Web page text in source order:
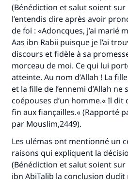
(Bénédiction et salut soient sur
l’entendis dire après avoir
de foi : «Adoncques, j’ai marié
Aas ibn Rabii puisque je l’ai
discours et fidèle à sa
morceau de moi. Ce qui lui
atteinte. Au nom d’Allah ! La
et la fille de l’ennemi d’Allah
coépouses d’un homme.« Il dit
fin aux fiançailles.« (Rapporté
par Mouslim,2449).
Les ulémas ont mentionné un
raisons qui expliquent la
(Bénédiction et salut soient
ibn AbiTalib la conclusion dudit